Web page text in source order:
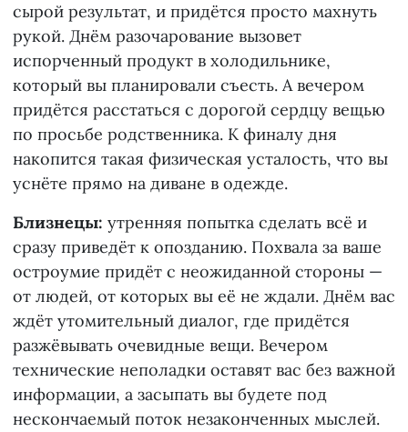
сырой результат, и придётся просто махнуть
рукой. Днём разочарование вызовет
испорченный продукт в холодильнике,
который вы планировали съесть. А вечером
придётся расстаться с дорогой сердцу вещью
по просьбе родственника. К финалу дня
накопится такая физическая усталость, что вы
уснёте прямо на диване в одежде.
Близнецы: утренняя попытка сделать всё и
сразу приведёт к опозданию. Похвала за ваше
остроумие придёт с неожиданной стороны —
от людей, от которых вы её не ждали. Днём вас
ждёт утомительный диалог, где придётся
разжёвывать очевидные вещи. Вечером
технические неполадки оставят вас без важной
информации, а засыпать вы будете под
нескончаемый поток незаконченных мыслей.